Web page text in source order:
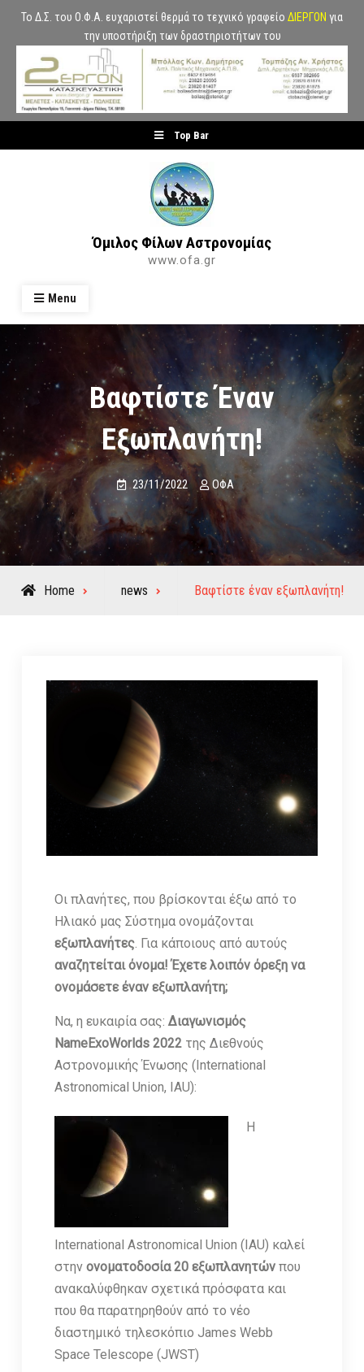
Το Δ.Σ. του Ο.Φ.Α. ευχαριστεί θερμά το τεχνικό γραφείο ΔΙΕΡΓΟΝ για
την υποστήριξη των δραστηριοτήτων του
to
Top Bar
Όμιλος Φίλων Αστρονομίας
www.ofa.gr
Menu
Βαφτίστε Έναν
Εξωπλανήτη!
23/11/2022 ΟΦΑ
Home news Βαφτίστε έναν εξωπλανήτη!
Οι πλανήτες, που βρίσκονται έξω από το
Ηλιακό μας Σύστημα ονομάζονται
εξωπλανήτες. Για κάποιους από αυτούς
αναζητείται όνομα! Έχετε λοιπόν όρεξη να
ονομάσετε έναν εξωπλανήτη;
Να, η ευκαιρία σας: Διαγωνισμός
NameExoWorlds 2022της Διεθνούς
Αστρονομικής Ένωσης (International
Astronomical Union, IAU):
H
International Astronomical Union (IAU) καλεί
στην ονοματοδοσία 20 εξωπλανητώνπου
ανακαλύφθηκαν σχετικά πρόσφατα και
που θα παρατηρηθούν από το νέο
διαστημικό τηλεσκόπιο James Webb
Space Telescope (JWST)